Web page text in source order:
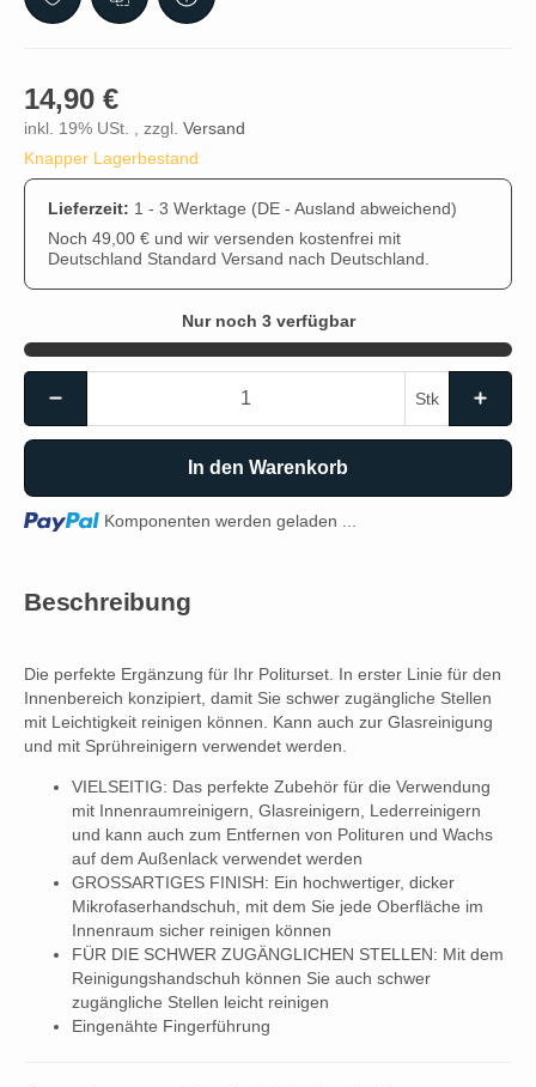
14,90 €
inkl. 19% USt. , zzgl. Versand
Knapper Lagerbestand
Lieferzeit: 1 - 3 Werktage (DE - Ausland abweichend)
Noch 49,00 € und wir versenden kostenfrei mit
Deutschland Standard Versand nach Deutschland.
Nur noch 3 verfügbar
Stk
In den Warenkorb
Loading... Komponenten werden geladen ...
Beschreibung
Die perfekte Ergänzung für Ihr Politurset. In erster Linie für den
Innenbereich konzipiert, damit Sie schwer zugängliche Stellen
mit Leichtigkeit reinigen können. Kann auch zur Glasreinigung
und mit Sprühreinigern verwendet werden.
VIELSEITIG: Das perfekte Zubehör für die Verwendung
mit Innenraumreinigern, Glasreinigern, Lederreinigern
und kann auch zum Entfernen von Polituren und Wachs
auf dem Außenlack verwendet werden
GROSSARTIGES FINISH: Ein hochwertiger, dicker
Mikrofaserhandschuh, mit dem Sie jede Oberfläche im
Innenraum sicher reinigen können
FÜR DIE SCHWER ZUGÄNGLICHEN STELLEN: Mit dem
Reinigungshandschuh können Sie auch schwer
zugängliche Stellen leicht reinigen
Eingenähte Fingerführung